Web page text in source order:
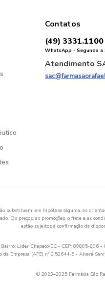
Contatos
(49) 3331.1100
WhatsApp - Segunda a
Atendimento
substituem, em hipótese alguma, as
Os preços, as promoções, o frete e as
estão sujeitos à confirmação da
Lider Chapecó/SC - CEP: 89805-
Empresa (AFE) nº 0.52644-5 - Alvará
© 2023–2025 Farmácia São